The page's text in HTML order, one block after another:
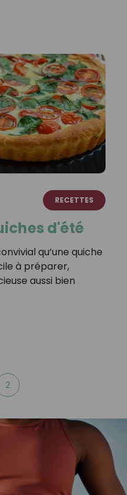
RECETTES
d'été
qu’une quiche
à préparer,
aussi bien
2